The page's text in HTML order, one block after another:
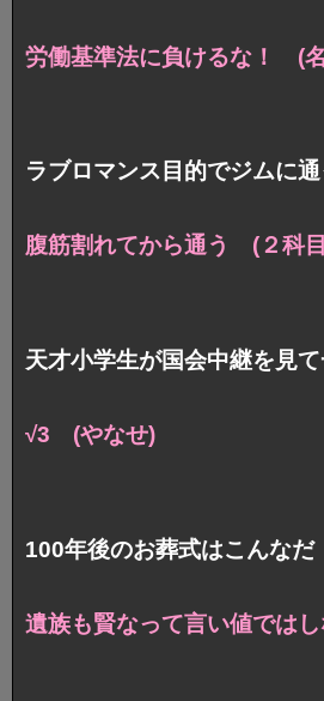
労働基準法に負けるな！ (
ラブロマンス目的でジムに
腹筋割れてから通う (２科
天才小学生が国会中継を見
√‬3 (やなせ)
100年後のお葬式はこんなだ
遺族も賢なって言い値では